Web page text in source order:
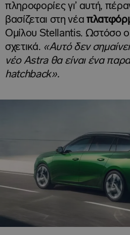
πληροφορίες γι’ αυτή,
βασίζεται στη νέα
Ομίλου Stellantis. Ωστόσο
σχετικά. «Αυτό δεν
νέο Astra θα είναι ένα
hatchback».